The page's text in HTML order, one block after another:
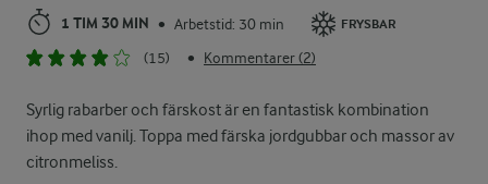
1 TIM 30 MIN • Arbetstid: 30 min FRYSBAR
(15) • Kommentarer (2)
Syrlig rabarber och färskost är en fantastisk kombination
ihop med vanilj. Toppa med färska jordgubbar och massor av
citronmeliss.